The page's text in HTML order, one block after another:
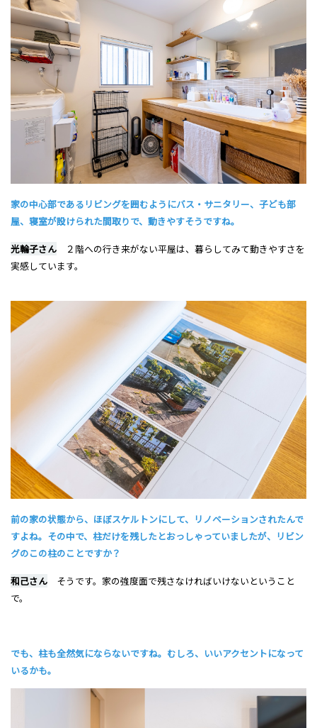
家の中心部であるリビングを囲むようにバス・サニタリー、子ども部
屋、寝室が設けられた間取りで、動きやすそうですね。
光輪子さん ２階への行き来がない平屋は、暮らしてみて動きやすさを
実感しています。
前の家の状態から、ほぼスケルトンにして、リノベーションされたんで
すよね。その中で、柱だけを残したとおっしゃっていましたが、リビン
グのこの柱のことですか？
和己さん そうです。家の強度面で残さなければいけないということ
で。
でも、柱も全然気にならないですね。むしろ、いいアクセントになって
いるかも。